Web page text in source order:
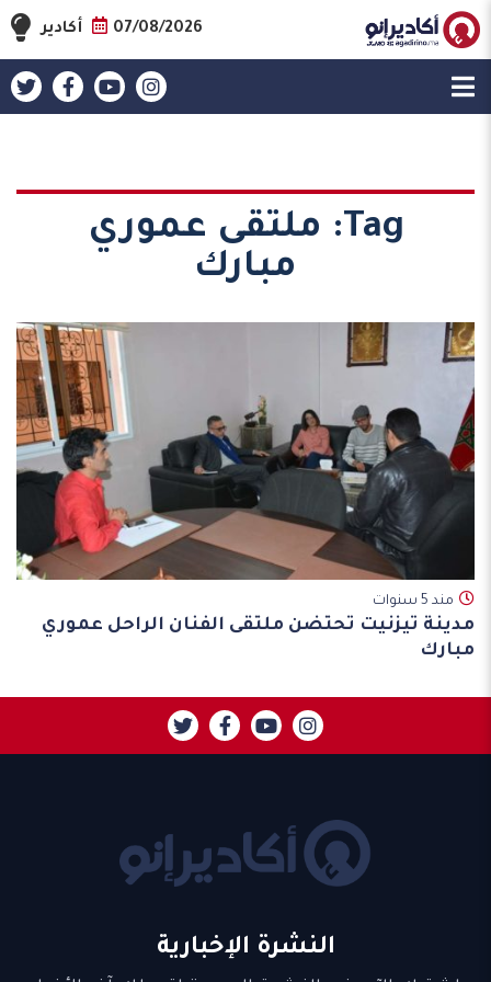
07/08/2026 أكادير
Tag:
ملتقى عموري
مبارك
مند 5 سنوات
مدينة تيزنيت تحتضن ملتقى الفنان الراحل عموري
مبارك
النشرة الإخبارية